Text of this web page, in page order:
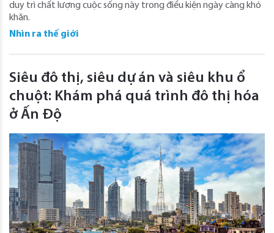
duy trì chất lượng cuộc sống này trong điều kiện ngày càng khó
khăn.
Nhìn ra thế giới
Siêu đô thị, siêu dự án và siêu khu ổ
chuột: Khám phá quá trình đô thị hóa
ở Ấn Độ